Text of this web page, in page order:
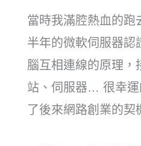
當時我滿腔熱血的跑
半年的微軟伺服器認
腦互相連線的原理，
站、伺服器… 很幸
了後來網路創業的契